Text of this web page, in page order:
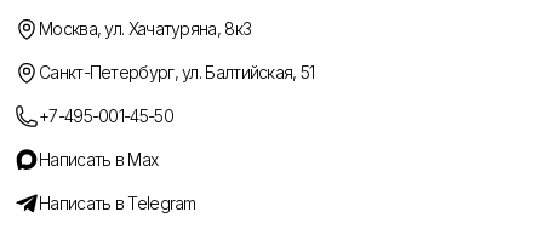
Москва, ул. Хачатуряна, 8к3
Санкт-Петербург, ул. Балтийская, 51
+7-495-001-45-50
Написать в Max
Написать в Telegram